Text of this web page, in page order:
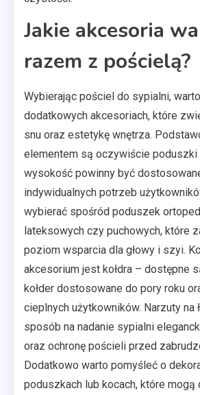
Jakie akcesoria
razem z pościelą?
Wybierając pościel do sypialni,
dodatkowych akcesoriach, które
snu oraz estetykę wnętrza.
elementem są oczywiście poduszki
wysokość powinny być
indywidualnych potrzeb
wybierać spośród poduszek
lateksowych czy puchowych, które
poziom wsparcia dla głowy i szyi.
akcesorium jest kołdra – dostępne
kołder dostosowane do pory roku
cieplnych użytkowników. Narzuty na
sposób na nadanie sypialni
oraz ochronę pościeli przed
Dodatkowo warto pomyśleć o
poduszkach lub kocach, które mogą